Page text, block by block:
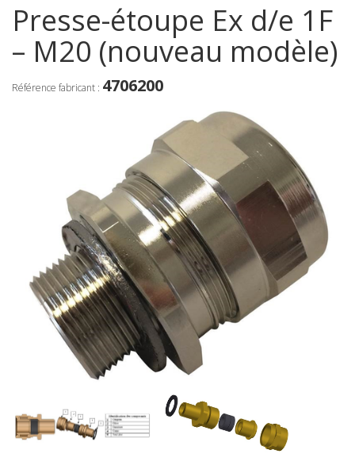
Presse-étoupe Ex d/e 1F
– M20 (nouveau modèle)
Référence fabricant : 4706200